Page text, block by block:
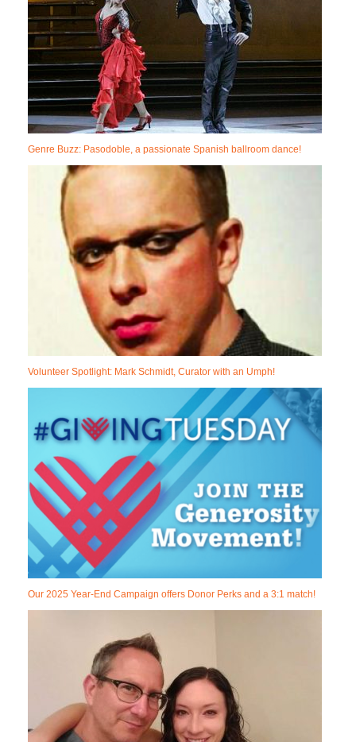
Genre Buzz: Pasodoble, a passionate Spanish ballroom dance!
Volunteer Spotlight: Mark Schmidt, Curator with an Umph!
Our 2025 Year-End Campaign offers Donor Perks and a 3:1 match!